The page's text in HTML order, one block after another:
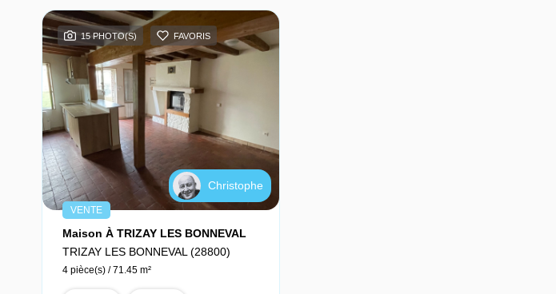
15 PHOTO(S) FAVORIS
Christophe
VENTE
Maison À TRIZAY LES BONNEVAL
TRIZAY LES BONNEVAL (28800)
4 pièce(s) / 71.45 m²